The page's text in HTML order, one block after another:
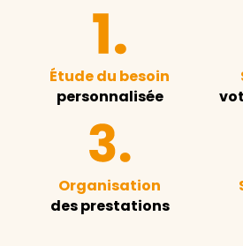
Étude du besoin
personnalisée
Organisation
des prestations